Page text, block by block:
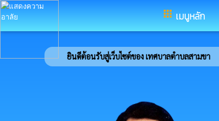
apps เมนูหลัก
อำเภอโพนทราย จังหวัดร้อยเอ็ด
ยินดีต้อนรับสู่เว็บไซต์ของ เทศบาลตำบลสามขา